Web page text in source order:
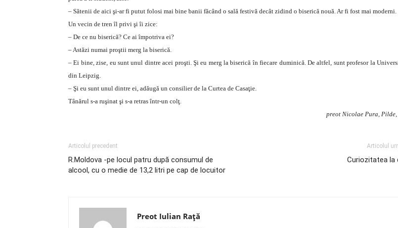
– Sătenii de aici şi-ar fi putut folosi mai bine banii făcând o sală festivă decât zidind o biserică nouă. Ar fi fost mai moderni.
Un vecin de tren îl privi şi îi zice:
– De ce nu biserică? Ce ai împotriva ei?
– Astăzi numai proştii merg la biserică.
– Ei bine, zise, eu sunt unul dintre acei proşti. Şi eu merg la biserică în fiecare duminică. De altfel, sunt profesor la
din Leipzig.
– Şi eu sunt unul dintre ei, adăugă un consilier de la Curtea de Casaţie.
Tânărul s-a ruşinat şi s-a retras într-un colţ.
preot Nicolae Pura,
Articolul precedent
R.Moldova -pe locul patru după consumul de
alcool, cu o medie de 13,2 litri pe cap de locuitor
Articolul
Curiozitatea la
Preot Iulian Raţă